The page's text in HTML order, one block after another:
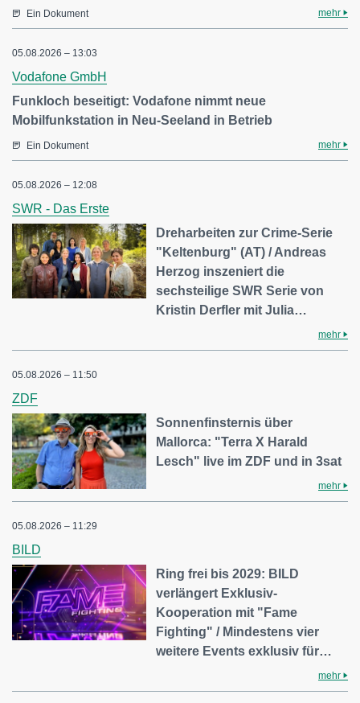
Ein Dokument mehr
05.08.2026 – 13:03
Vodafone GmbH
Funkloch beseitigt: Vodafone nimmt neue
Mobilfunkstation in Neu-Seeland in Betrieb
Ein Dokument mehr
05.08.2026 – 12:08
SWR - Das Erste
Dreharbeiten zur Crime-Serie
"Keltenburg" (AT) / Andreas
Herzog inszeniert die
sechsteilige SWR Serie von
Kristin Derfler mit Julia…
mehr
05.08.2026 – 11:50
ZDF
Sonnenfinsternis über
Mallorca: "Terra X Harald
Lesch" live im ZDF und in 3sat
mehr
05.08.2026 – 11:29
BILD
Ring frei bis 2029: BILD
verlängert Exklusiv-
Kooperation mit "Fame
Fighting" / Mindestens vier
weitere Events exklusiv für…
mehr